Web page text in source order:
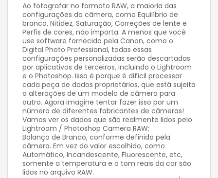
Ao fotografar no formato RAW, a maioria das
configurações da câmera, como Equilíbrio de
branco, Nitidez, Saturação, Correções de lente e
Perfis de cores, não importa. A menos que você
use software fornecido pela Canon, como o
Digital Photo Professional, todas essas
configurações personalizadas serão descartadas
por aplicativos de terceiros, incluindo o Lightroom
e o Photoshop. Isso é porque é difícil processar
cada peça de dados proprietários, que está sujeita
a alterações de um modelo de câmera para
outro. Agora imagine tentar fazer isso por um
número de diferentes fabricantes de câmeras!
Vamos ver os dados que são realmente lidos pelo
Lightroom / Photoshop Camera RAW:
Balanço de Branco, conforme definido pela
câmera. Em vez do valor escolhido, como
Automático, Incandescente, Fluorescente, etc,
somente a temperatura e o tom reais da cor são
lidos no arquivo RAW.